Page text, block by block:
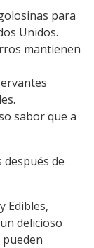
para
Unidos.
mantienen
sabor que a
de
Edibles,
delicioso